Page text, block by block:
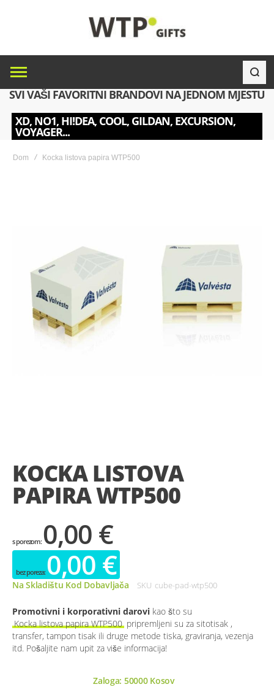
SVI VAŠI FAVORITNI BRANDOVI NA JEDNOM MJESTU
XD, NO1, HI!DEA, COOL, GILDAN, EXCURSION,
VOYAGER...
Dom Kocka listova papira WTP500
beginning
of
the
images
KOCKA LISTOVA
PAPIRA WTP500
0,00 €
0,00 €
Na Skladištu Kod Dobavljača SKU cube-pad-wtp500
Promotivni i korporativni darovi kao što su
Kocka listova papira WTP500 pripremljeni su za sitotisak ,
transfer, tampon tisak ili druge metode tiska, graviranja, vezenja
itd. Pošaljite nam upit za više informacija!
Zaloga: 50000Kosov